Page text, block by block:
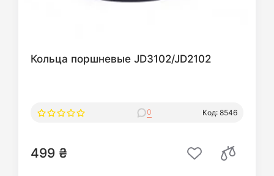
Кольца поршневые JD3102/JD2102
0 Код: 8546
499 ₴